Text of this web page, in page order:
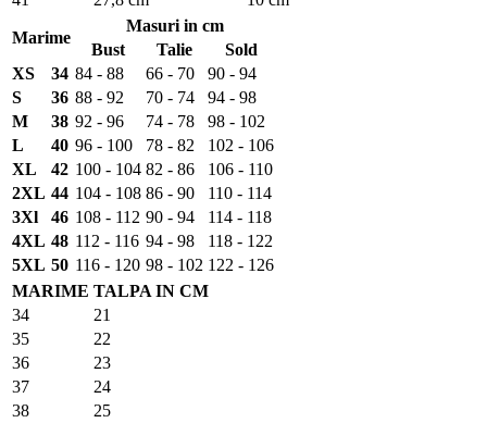
Marime
Masuri in cm
Bust
Talie
Sold
XS
34 84 - 88 66 - 70
90 - 94
S
36 88 - 92 70 - 74
94 - 98
M
38 92 - 96 74 - 78
98 - 102
L
40 96 - 100 78 - 82
102 - 106
XL
42 100 - 104 82 - 86
106 - 110
2XL 44 104 - 108 86 - 90
110 - 114
3Xl
46 108 - 112 90 - 94
114 - 118
4XL 48 112 - 116 94 - 98
118 - 122
5XL 50 116 - 120 98 - 102 122 - 126
MARIME TALPA IN CM
34
21
35
22
36
23
37
24
38
25